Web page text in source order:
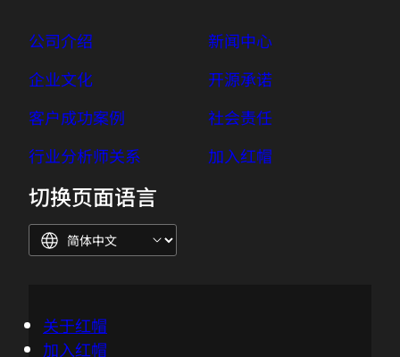
公司介绍
企业文化
客户成功案例
行业分析师关系
新闻中心
开源承诺
社会责任
加入红帽
切换页面语言
关于红帽
加入红帽